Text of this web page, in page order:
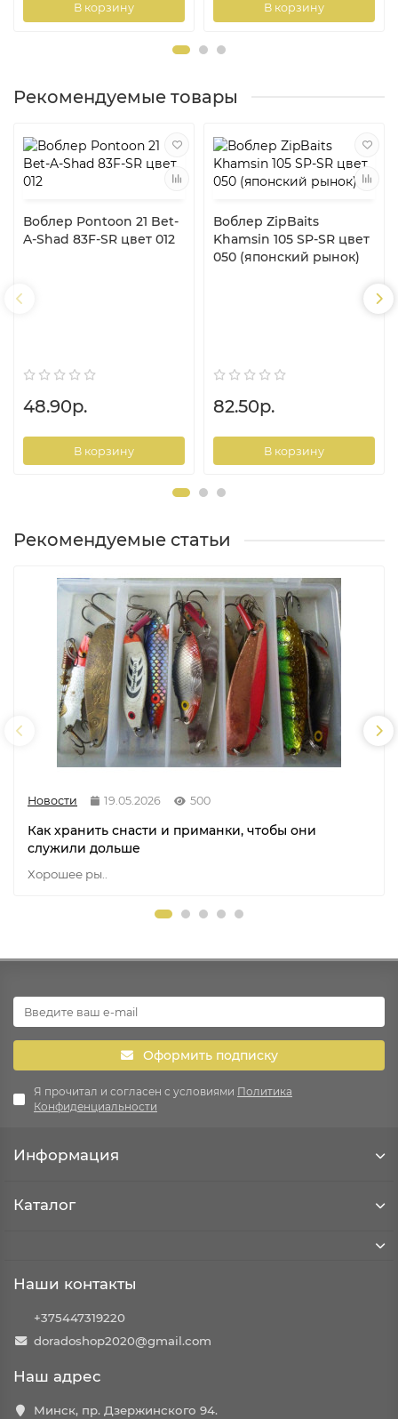
В корзину В корзину
Рекомендуемые товары
Воблер Pontoon 21 Bet-
A-Shad 83F-SR цвет 012
48.90р.
В корзину
Воблер ZipBaits
Khamsin 105 SP-SR цвет
050 (японский рынок)
82.50р.
В корзину
Рекомендуемые статьи
Новости 19.05.2026 500
Как хранить снасти и приманки, чтобы они
служили дольше
Хорошее ры..
Оформить подписку
Я прочитал и согласен с условиями Политика
Конфиденциальности
Информация
Каталог
Наши контакты
+375447319220
doradoshop2020@gmail.com
Наш адрес
Минск, пр. Дзержинского 94.